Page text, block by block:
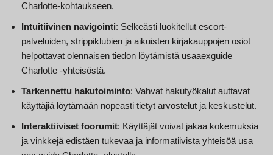
Charlotte-kohtaukseen.
Intuitiivinen navigointi: Selkeästi luokitellut escort-
palveluiden, strippiklubien ja aikuisten kirjakauppojen osiot
helpottavat olennaisen tiedon löytämistä usaaexguide
Charlotte -yhteisöstä.
Tarkennettu hakutoiminto: Vahvat hakutyökalut auttavat
käyttäjiä löytämään nopeasti tietyt arvostelut ja keskustelut.
Interaktiiviset foorumit: Käyttäjät voivat jakaa kokemuksia
ja vinkkejä edistäen tukevaa ja informatiivista yhteisöä usa